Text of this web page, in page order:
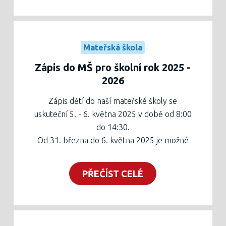
popř. v následující dny). S sebou si děti
Ve čtvrtek 5. června 2025 od 16:30
proběhne SCHŮZKA PRO RODIČE NOVĚ
ZAPSANÝCH DĚTÍ, společné zahájení bude
ve třídě Hvězdiček, poté schůzky v obou
třídách s jejich učitelkami.
Těšíme se na Vás!
Mateřská škola
Zápis do MŠ pro školní rok 2025 -
2026
Zápis dětí do naší mateřské školy se
uskuteční 5. - 6. května 2025 v době od 8:00
do 14:30.
Od 31. března do 6. května 2025 je možné
stránkáchzapis.trebic.cz
Přihlášku je poté potřeba vytisknout, nechat
termínu přinést osobně na sekretariát školy
PŘEČÍST CELÉ